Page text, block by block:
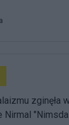
zginęła
Nirmal